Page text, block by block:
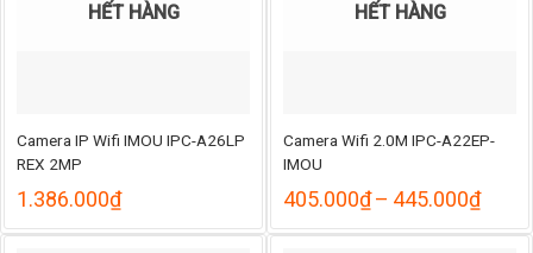
HẾT HÀNG
Camera IP Wifi IMOU IPC-A26LP
REX 2MP
1.386.000₫
HẾT HÀNG
Camera Wifi 2.0M IPC-A22EP-
IMOU
405.000₫– 445.000₫
từ